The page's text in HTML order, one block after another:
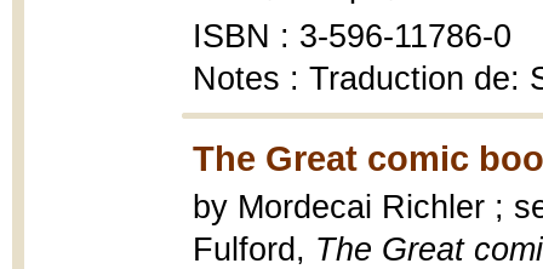
ISBN : 3-596-11786-0
Notes : Traduction de:
The Great comic
by Mordecai Richler ;
Fulford, The Great